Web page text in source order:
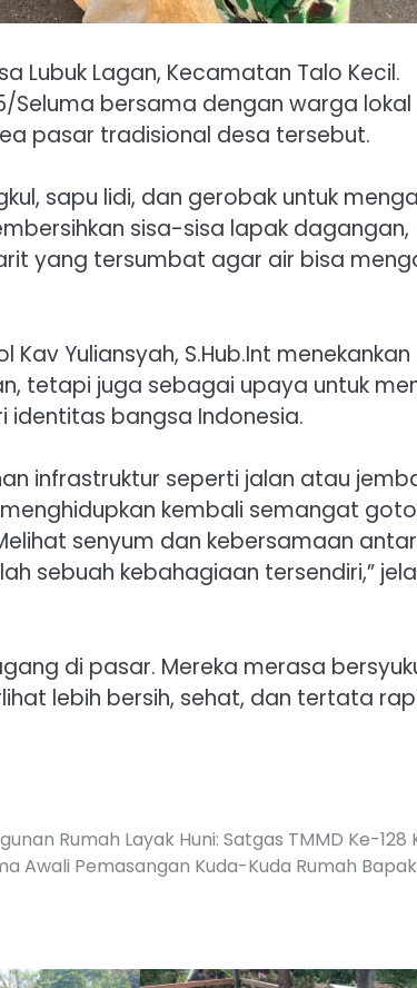
Lubuk Lagan, Kecamatan Talo Kecil.
Seluma bersama dengan warga lokal
pasar tradisional desa tersebut.
sapu lidi, dan gerobak untuk
sisa-sisa lapak dagangan,
yang tersumbat agar air bisa
Yuliansyah, S.Hub.Int menekankan
tetapi juga sebagai upaya untuk
bangsa Indonesia.
infrastruktur seperti jalan atau
kembali semangat
senyum dan kebersamaan
sebuah kebahagiaan tersendiri,”
di pasar. Mereka merasa
lebih bersih, sehat, dan tertata
Rumah Layak Huni: Satgas TMMD Ke-128
Awali Pemasangan Kuda-Kuda Rumah